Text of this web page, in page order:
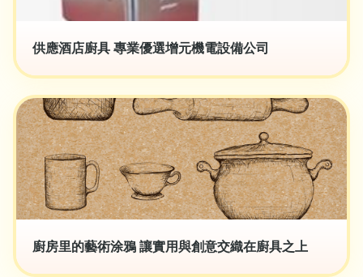
供應酒店廚具 專業優選增元機電設備公司
廚房里的藝術涂鴉 讓實用與創意交織在廚具之上